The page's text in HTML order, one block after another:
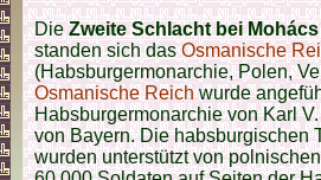
DieZweite Schlacht bei Mohács
standen sich dasOsmanische
(Habsburgermonarchie, Polen,
Osmanische Reichwurde
Habsburgermonarchie von Karl
von Bayern. Die habsburgischen
wurden unterstützt von